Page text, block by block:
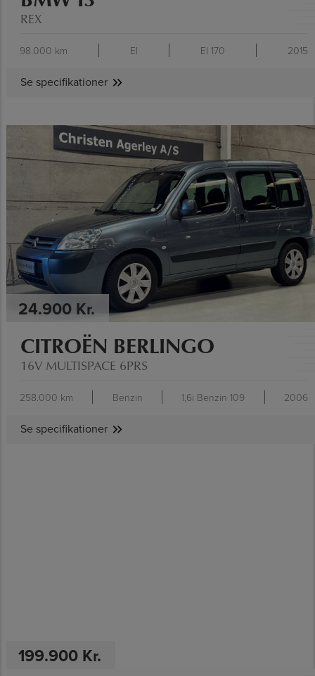
REX
98.000 km El El 170 2015
Se specifikationer
24.900 Kr.
SE SPECIFIKATIONER
CITROËN BERLINGO
16V MULTISPACE 6PRS
258.000 km Benzin 1,6i Benzin 109 2006
Se specifikationer
199.900 Kr.